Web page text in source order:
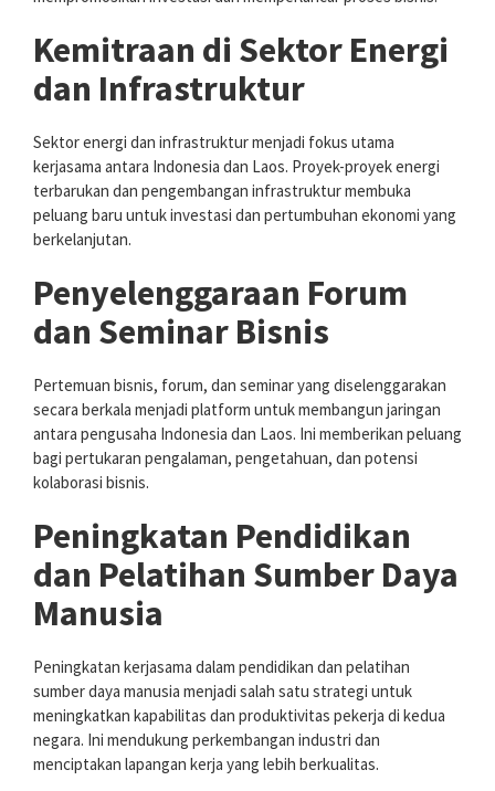
Kemitraan di Sektor Energi
dan Infrastruktur
Sektor energi dan infrastruktur menjadi fokus utama
kerjasama antara Indonesia dan Laos. Proyek-proyek energi
terbarukan dan pengembangan infrastruktur membuka
peluang baru untuk investasi dan pertumbuhan ekonomi yang
berkelanjutan.
Penyelenggaraan Forum
dan Seminar Bisnis
Pertemuan bisnis, forum, dan seminar yang diselenggarakan
secara berkala menjadi platform untuk membangun jaringan
antara pengusaha Indonesia dan Laos. Ini memberikan peluang
bagi pertukaran pengalaman, pengetahuan, dan potensi
kolaborasi bisnis.
Peningkatan Pendidikan
dan Pelatihan Sumber Daya
Manusia
Peningkatan kerjasama dalam pendidikan dan pelatihan
sumber daya manusia menjadi salah satu strategi untuk
meningkatkan kapabilitas dan produktivitas pekerja di kedua
negara. Ini mendukung perkembangan industri dan
menciptakan lapangan kerja yang lebih berkualitas.